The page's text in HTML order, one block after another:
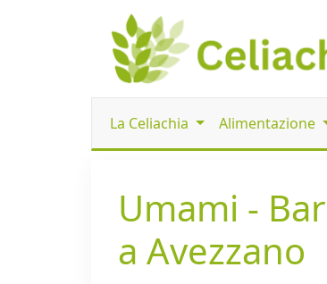
La Celiachia Alimentazione
Umami -
a Avezzano